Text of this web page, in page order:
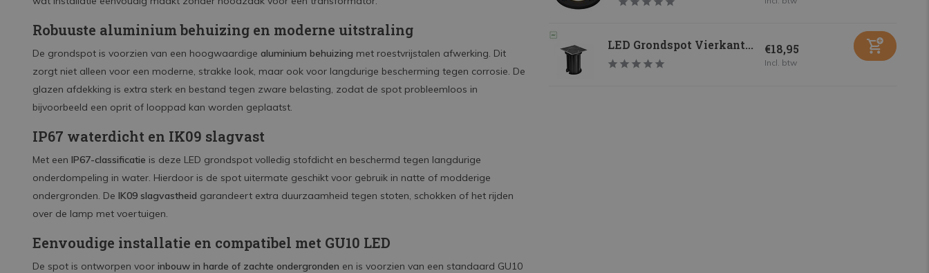
Robuuste aluminium behuizing en moderne uitstraling
De grondspot is voorzien van een hoogwaardige aluminium behuizing met roestvrijstalen afwerking. Dit
zorgt niet alleen voor een moderne, strakke look, maar ook voor langdurige bescherming tegen corrosie. De
glazen afdekking is extra sterk en bestand tegen zware belasting, zodat de spot probleemloos in
bijvoorbeeld een oprit of looppad kan worden geplaatst.
IP67 waterdicht en IK09 slagvast
Met een IP67-classificatie is deze LED grondspot volledig stofdicht en beschermd tegen langdurige
onderdompeling in water. Hierdoor is de spot uitermate geschikt voor gebruik in natte of modderige
ondergronden. De IK09 slagvastheid garandeert extra duurzaamheid tegen stoten, schokken of het rijden
over de lamp met voertuigen.
Eenvoudige installatie en compatibel met GU10 LED
De spot is ontworpen voor inbouw in harde of zachte ondergronden en is voorzien van een standaard GU10
LED Grondspot Vierkant... €18,95
Incl. btw